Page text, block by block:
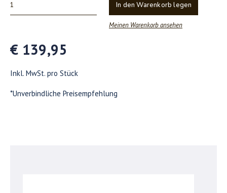
In den Warenkorb legen
Meinen Warenkorb ansehen
€ 139,95
Inkl. MwSt. pro Stück
*Unverbindliche Preisempfehlung